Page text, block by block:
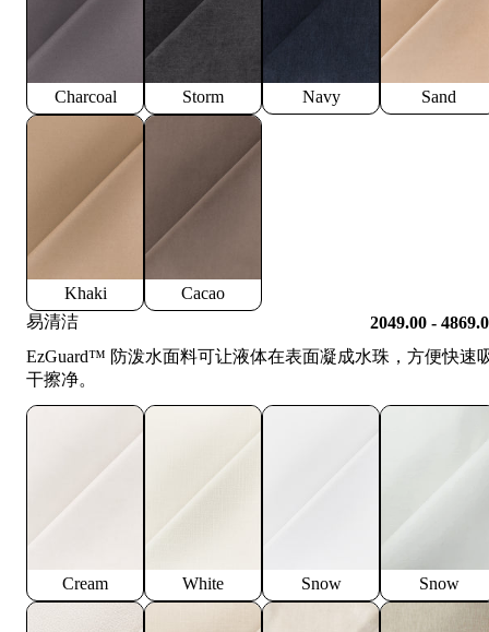
Charcoal Storm Navy Sand
Khaki
Cacao
易清洁
2049.00 -
EzGuard™️ 防泼水面料可让液体在表面凝成水珠，方便快速
干擦净。
Cream White Snow Snow